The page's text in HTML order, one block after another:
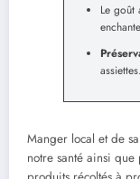
Le goût
assiettes.
Manger local et de
notre santé ainsi que